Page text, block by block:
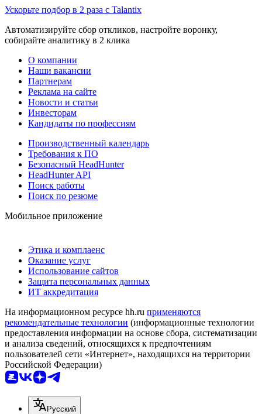
Ускорьте подбор в 2 раза с Talantix
Автоматизируйте сбор откликов, настройте воронку,
собирайте аналитику в 2 клика
О компании
Наши вакансии
Партнерам
Реклама на сайте
Новости и статьи
Инвесторам
Кандидаты по профессиям
Производственный календарь
Требования к ПО
Безопасный HeadHunter
HeadHunter API
Поиск работы
Поиск по резюме
Мобильное приложение
Этика и комплаенс
Оказание услуг
Использование сайтов
Защита персональных данных
ИТ аккредитация
На информационном ресурсе hh.ru применяются
рекомендательные технологии (информационные технологии
предоставления информации на основе сбора, систематизации
и анализа сведений, относящихся к предпочтениям
пользователей сети «Интернет», находящихся на территории
Российской Федерации)
Русский